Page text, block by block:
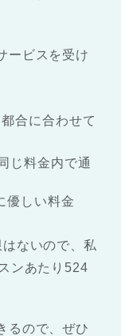
ービスを受け
合に合わせて
じ料金内で通
優しい料金
ないので、私
ンあたり524
るので、ぜひ